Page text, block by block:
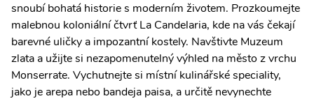
snoubí bohatá historie s moderním životem. Prozkoumejte
malebnou koloniální čtvrť La Candelaria, kde na vás čekají
barevné uličky a impozantní kostely. Navštivte Muzeum
zlata a užijte si nezapomenutelný výhled na město z vrchu
Monserrate. Vychutnejte si místní kulinářské speciality,
jako je arepa nebo bandeja paisa, a určitě nevynechte